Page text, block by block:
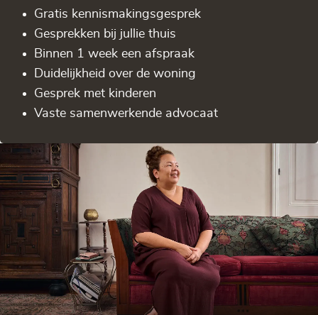
Gratis kennis­makingsgesprek
Gesprekken bij jullie thuis
Binnen 1 week een afspraak
Duidelijkheid over de woning
Gesprek met kinderen
Vaste samenwerkende advocaat